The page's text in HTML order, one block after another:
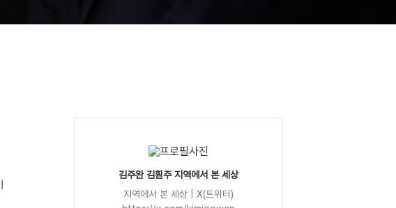
김주완 김훤주 지역에서 본 세상
지역에서 본 세상 | X(트위터)